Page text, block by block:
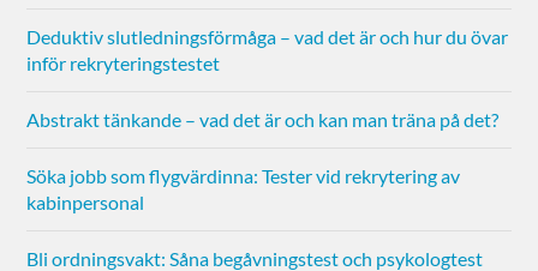
Deduktiv slutledningsförmåga – vad det är och hur du övar
inför rekryteringstestet
Abstrakt tänkande – vad det är och kan man träna på det?
Söka jobb som flygvärdinna: Tester vid rekrytering av
kabinpersonal
Bli ordningsvakt: Såna begåvningstest och psykologtest